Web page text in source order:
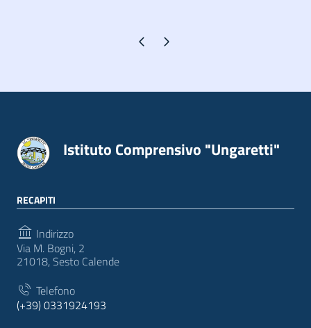
Pagina precedente
Pagina successiva
Istituto Comprensivo "Ungaretti"
RECAPITI
Indirizzo
Via M. Bogni, 2
21018, Sesto Calende
Telefono
(+39) 0331924193